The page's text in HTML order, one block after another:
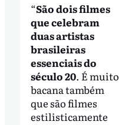
“São dois filmes
que celebram
duas artistas
brasileiras
essenciais do
século 20. É muito
bacana também
que são filmes
estilisticamente